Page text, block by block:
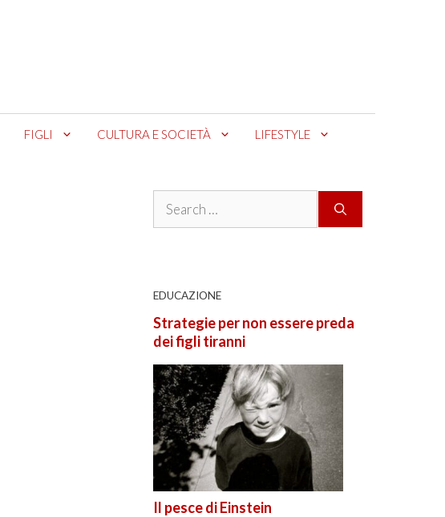
FIGLI CULTURA E SOCIETÀ LIFESTYLE
Search
EDUCAZIONE
Strategie per non essere preda
dei figli tiranni
Il pesce di Einstein